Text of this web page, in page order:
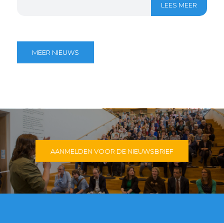
LEES MEER
MEER NIEUWS
AANMELDEN VOOR DE NIEUWSBRIEF